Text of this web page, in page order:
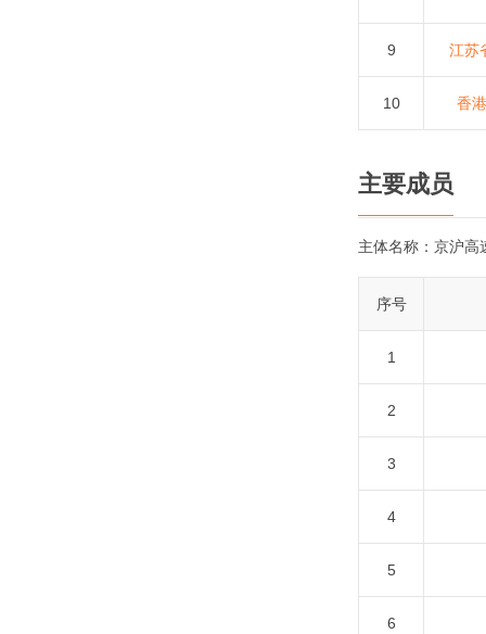
9 江苏
10 香
主要成员
主体名称： 京沪高
序号
1
2
3
4
5
6